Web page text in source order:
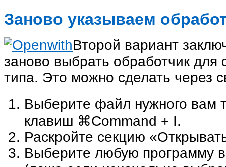
Заново указываем
Второй вариант
заново выбрать обработчик для
типа. Это можно сделать через
Выберите файл нужного вам
клавиш ⌘Command + I.
Раскройте секцию
Выберите любую программу